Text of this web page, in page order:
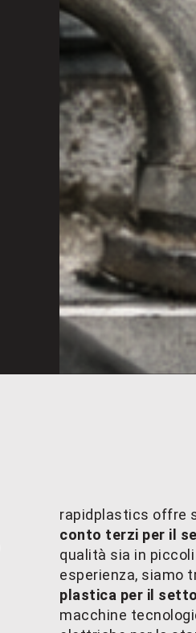
rapidplastics offre
conto terzi per il
qualità sia in
esperienza, siamo
plastica per il
macchine